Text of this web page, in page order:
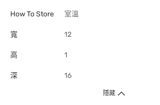
How To Store 室溫
寬 12
高 1
深 16
隱藏